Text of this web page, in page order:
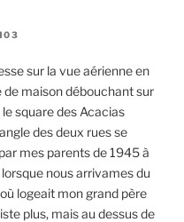
sur la vue aérienne en
de maison débouchant sur
square des Acacias
des deux rues se
mes parents de 1945 à
nous arrivames du
logeait mon grand père
plus, mais au dessus de